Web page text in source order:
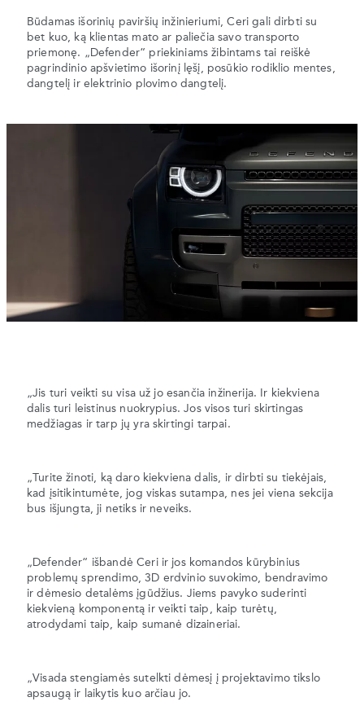
Būdamas išorinių paviršių inžinieriumi, Ceri gali dirbti su
bet kuo, ką klientas mato ar paliečia savo transporto
priemonę. „Defender“ priekiniams žibintams tai reiškė
pagrindinio apšvietimo išorinį lęšį, posūkio rodiklio mentes,
dangtelį ir elektrinio plovimo dangtelį.
„Jis turi veikti su visa už jo esančia inžinerija. Ir kiekviena
dalis turi leistinus nuokrypius. Jos visos turi skirtingas
medžiagas ir tarp jų yra skirtingi tarpai.
„Turite žinoti, ką daro kiekviena dalis, ir dirbti su tiekėjais,
kad įsitikintumėte, jog viskas sutampa, nes jei viena sekcija
bus išjungta, ji netiks ir neveiks.
„Defender“ išbandė Ceri ir jos komandos kūrybinius
problemų sprendimo, 3D erdvinio suvokimo, bendravimo
ir dėmesio detalėms įgūdžius. Jiems pavyko suderinti
kiekvieną komponentą ir veikti taip, kaip turėtų,
atrodydami taip, kaip sumanė dizaineriai.
„Visada stengiamės sutelkti dėmesį į projektavimo tikslo
apsaugą ir laikytis kuo arčiau jo.